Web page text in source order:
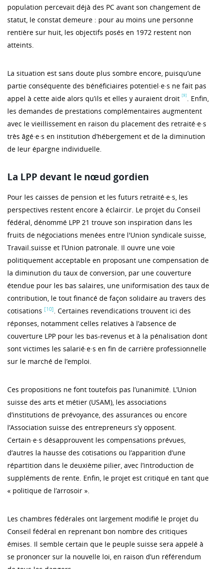
population percevait déjà des PC avant son changement de
statut, le constat demeure : pour au moins une personne
rentière sur huit, les objectifs posés en 1972 restent non
atteints.
La situation est sans doute plus sombre encore, puisqu’une
partie conséquente des bénéficiaires potentiel·e·s ne fait pas
appel à cette aide alors qu’ils et elles y auraient droit [9] . Enfin,
les demandes de prestations complémentaires augmentent
avec le vieillissement en raison du placement des retraité·e·s
très âgé·e·s en institution d’hébergement et de la diminution
de leur épargne individuelle.
La LPP devant le nœud gordien
Pour les caisses de pension et les futurs retraité·e·s, les
perspectives restent encore à éclaircir. Le projet du Conseil
fédéral, dénommé LPP 21 trouve son inspiration dans les
fruits de négociations menées entre l'Union syndicale suisse,
Travail.suisse et l’Union patronale. Il ouvre une voie
politiquement acceptable en proposant une compensation de
la diminution du taux de conversion, par une couverture
étendue pour les bas salaires, une uniformisation des taux de
contribution, le tout financé de façon solidaire au travers des
cotisations [10]. Certaines revendications trouvent ici des
réponses, notamment celles relatives à l’absence de
couverture LPP pour les bas-revenus et à la pénalisation dont
sont victimes les salarié·e·s en fin de carrière professionnelle
sur le marché de l’emploi.
Ces propositions ne font toutefois pas l’unanimité. L’Union
suisse des arts et métier (USAM), les associations
d’institutions de prévoyance, des assurances ou encore
l’Association suisse des entrepreneurs s’y opposent.
Certain·e·s désapprouvent les compensations prévues,
d’autres la hausse des cotisations ou l’apparition d’une
répartition dans le deuxième pilier, avec l’introduction de
suppléments de rente. Enfin, le projet est critiqué en tant que
« politique de l’arrosoir ».
Les chambres fédérales ont largement modifié le projet du
Conseil fédéral en reprenant bon nombre des critiques
émises. Il semble certain que le peuple suisse sera appelé à
se prononcer sur la nouvelle loi, en raison d’un référendum